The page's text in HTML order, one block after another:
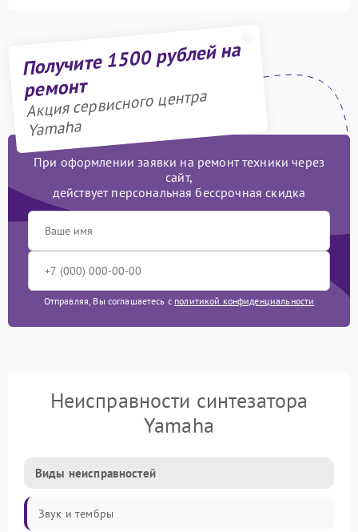
Получите 1500 рублей на
ремонт
Акция сервисного центра
Yamaha
При оформлении заявки на ремонт техники через
сайт,
действует персональная бессрочная скидка
Отправляя, Вы соглашаетесь с политикой конфиденциальности
Неисправности синтезатора
Yamaha
Виды неисправностей
Звук и тембры